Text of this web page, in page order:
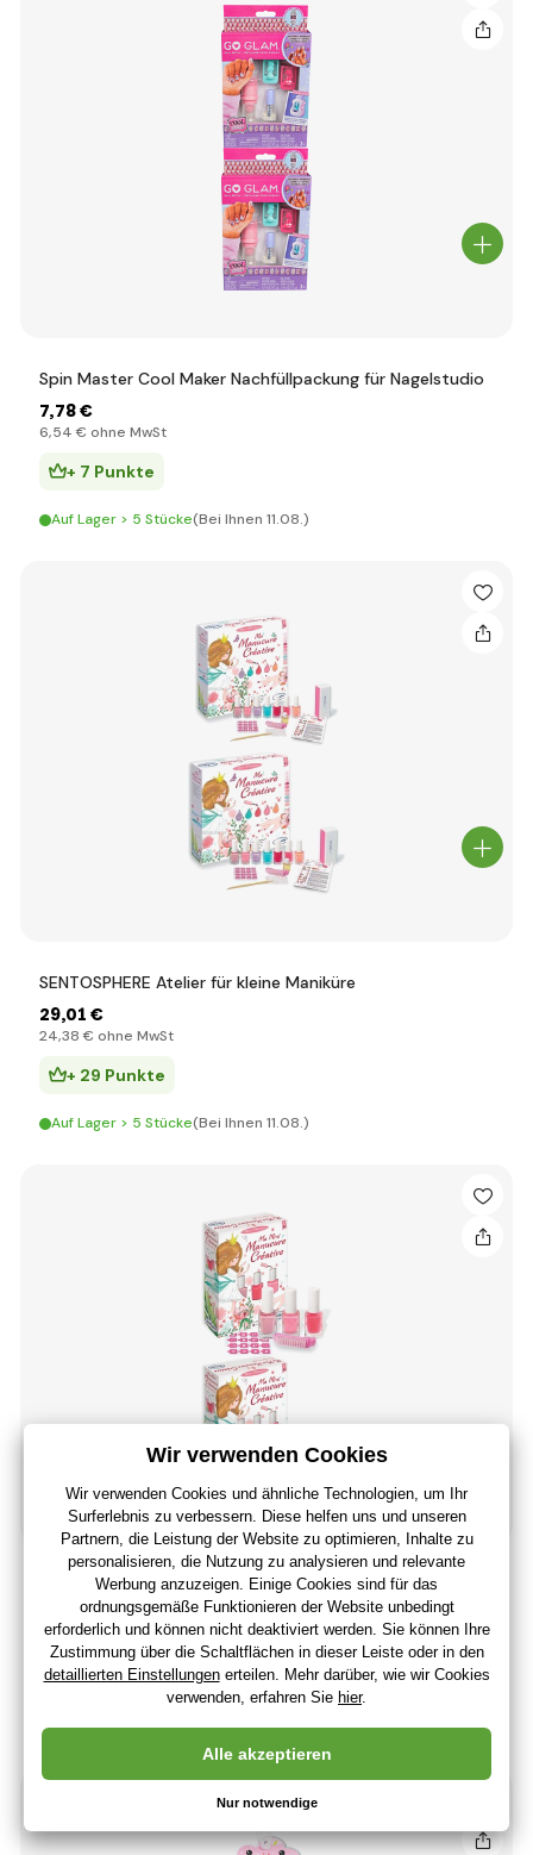
Spin Master Cool Maker Nachfüllpackung für Nagelstudio
7,78 €
6,54 € ohne MwSt
+ 7 Punkte
Auf Lager > 5 Stücke(Bei Ihnen 11.08.)
SENTOSPHERE Atelier für kleine Maniküre
29,01 €
24,38 € ohne MwSt
+ 29 Punkte
Auf Lager > 5 Stücke(Bei Ihnen 11.08.)
SENTOSPHERE Mini-Maniküre-Set mit Schablonen
12,57 €
10,56 €ohne MwSt
+ 12 Punkte
Auf Lager > 5 Stücke(Bei Ihnen 11.08.)